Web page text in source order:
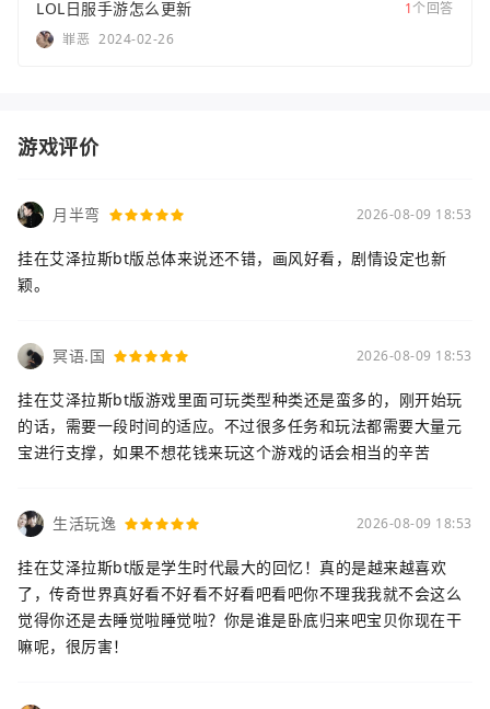
LOL日服手游怎么更新 1个回答
罪恶 2024-02-26
游戏评价
月半弯 2026-08-09 18:53
挂在艾泽拉斯bt版总体来说还不错，画风好看，剧情设定也新
颖。
冥语.国 2026-08-09 18:53
挂在艾泽拉斯bt版游戏里面可玩类型种类还是蛮多的，刚开始玩
的话，需要一段时间的适应。不过很多任务和玩法都需要大量元
宝进行支撑，如果不想花钱来玩这个游戏的话会相当的辛苦
生活玩逸 2026-08-09 18:53
挂在艾泽拉斯bt版是学生时代最大的回忆！真的是越来越喜欢
了，传奇世界真好看不好看不好看吧看吧你不理我我就不会这么
觉得你还是去睡觉啦睡觉啦？你是谁是卧底归来吧宝贝你现在干
嘛呢，很厉害！